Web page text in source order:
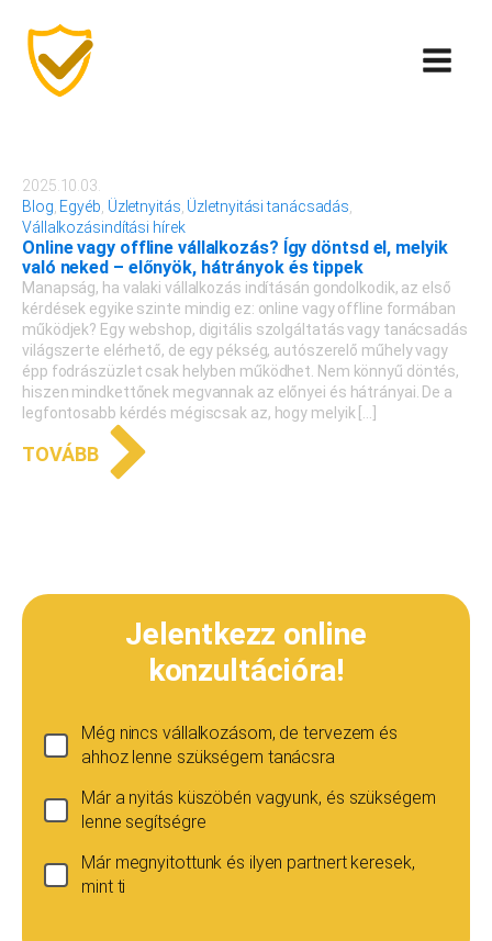
2025.10.03.
Blog Egyéb Üzletnyitás Üzletnyitási tanácsadás
Vállalkozásindítási hírek
Online vagy offline vállalkozás? Így döntsd el, melyik
való neked – előnyök, hátrányok és tippek
Manapság, ha valaki vállalkozás indításán gondolkodik, az első
kérdések egyike szinte mindig ez: online vagy offline formában
működjek? Egy webshop, digitális szolgáltatás vagy tanácsadás
világszerte elérhető, de egy pékség, autószerelő műhely vagy
épp fodrászüzlet csak helyben működhet. Nem könnyű döntés,
hiszen mindkettőnek megvannak az előnyei és hátrányai. De a
legfontosabb kérdés mégiscsak az, hogy melyik […]
TOVÁBB
Jelentkezz online
konzultációra!
Még nincs vállalkozásom, de tervezem és
ahhoz lenne szükségem tanácsra
Már a nyitás küszöbén vagyunk, és szükségem
lenne segítségre
Már megnyitottunk és ilyen partnert keresek,
mint ti